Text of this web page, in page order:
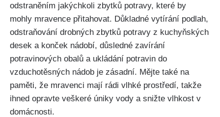
odstraněním jakýchkoli zbytků potravy, které by ​
mohly mravence přitahovat. Důkladné vytírání podlah,
odstraňování drobných zbytků⁣ potravy ​z kuchyňských
desek ⁢a konček nádobí, důsledné zavírání
potravinových obalů a ukládání potravin do
vzduchotěsných nádob je zásadní. Mějte také na
‍paměti, že mravenci mají rádi vlhké prostředí, takže
ihned opravte veškeré úniky ⁣vody a snižte vlhkost v
domácnosti.